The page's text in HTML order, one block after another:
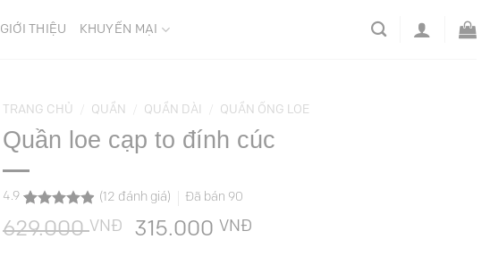
GIỚI THIỆU KHUYẾN MẠI
TRANG CHỦ QUẦN QUẦN DÀI QUẦN ỐNG LOE
Quần loe cạp to đính cúc
4.9
4.9
trên 5
dựa trên
12
(12 đánh giá) Đã bán 90
629.000VNĐ
Giá
315.000 VNĐ